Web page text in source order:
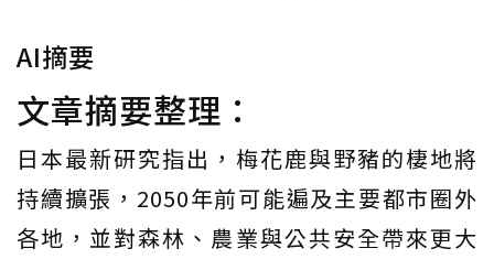
AI摘要
文章摘要整理：
日本最新研究指出，梅花鹿與野豬的棲地將
持續擴張，2050年前可能遍及主要都市圈外
各地，並對森林、農業與公共安全帶來更大